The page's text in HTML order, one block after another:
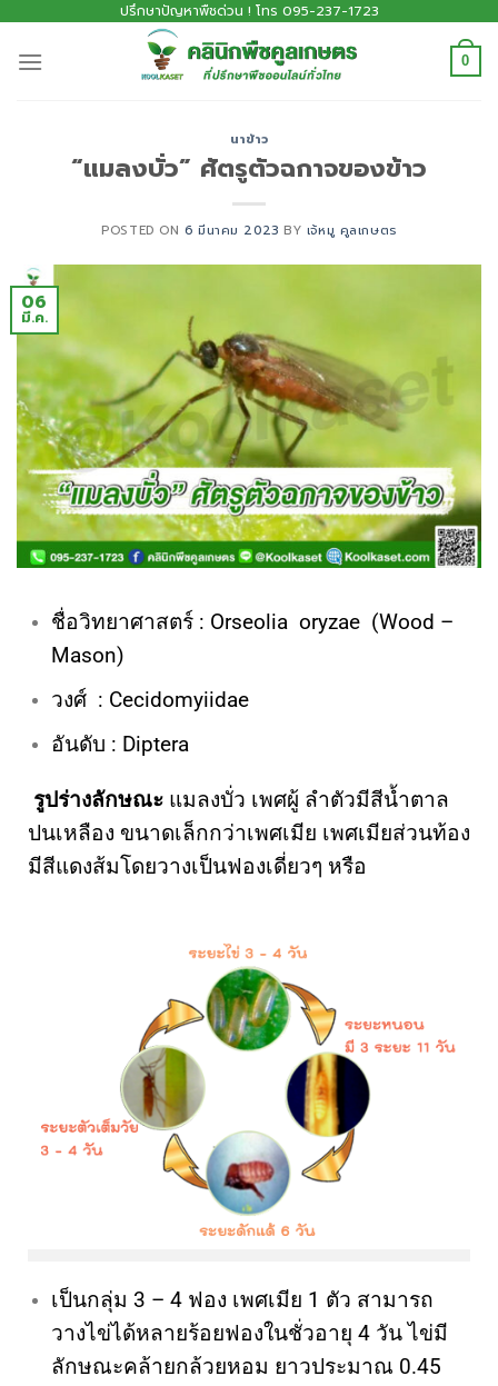
ปรึกษาปัญหาพืชด่วน ! โทร 095-237-1723
0
นาข้าว
“แมลงบั่ว” ศัตรูตัวฉกาจของข้าว
POSTED ON 6 มีนาคม 2023 BY เจ้หมู คูลเกษตร
06
มี.ค.
ชื่อวิทยาศาสตร์ : Orseolia oryzae (Wood –
Mason)
วงศ์ : Cecidomyiidae
อันดับ : Diptera
รูปร่างลักษณะ แมลงบั่ว เพศผู้ ลำตัวมีสีน้ำตาล
ปนเหลือง ขนาดเล็กกว่าเพศเมีย เพศเมียส่วนท้อง
มีสีแดงส้มโดยวางเป็นฟองเดี่ยวๆ หรือ
เป็นกลุ่ม 3 – 4 ฟอง เพศเมีย 1 ตัว สามารถ
วางไข่ได้หลายร้อยฟองในชั่วอายุ 4 วัน ไข่มี
ลักษณะคล้ายกล้วยหอม ยาวประมาณ 0.45